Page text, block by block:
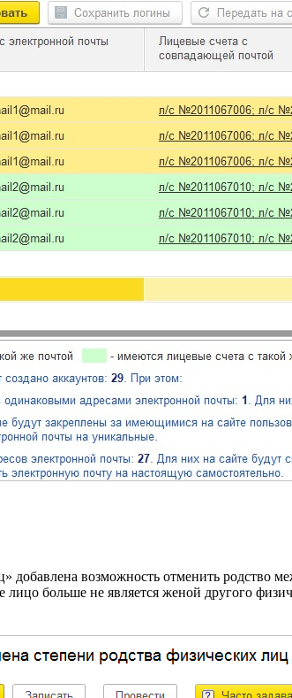
добавлена возможность отменить родство
больше не является женой другого